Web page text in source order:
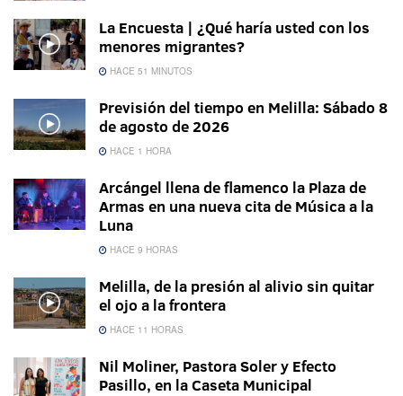
La Encuesta | ¿Qué haría usted con los
menores migrantes?
HACE 51 MINUTOS
Previsión del tiempo en Melilla: Sábado 8
de agosto de 2026
HACE 1 HORA
Arcángel llena de flamenco la Plaza de
Armas en una nueva cita de Música a la
Luna
HACE 9 HORAS
Melilla, de la presión al alivio sin quitar
el ojo a la frontera
HACE 11 HORAS
Nil Moliner, Pastora Soler y Efecto
Pasillo, en la Caseta Municipal